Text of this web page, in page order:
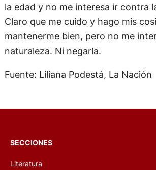
la edad y no me interesa ir contra
Claro que me cuido y hago mis
mantenerme bien, pero no me
naturaleza. Ni negarla.
Fuente: Liliana Podestá, La Nación
SECCIONES
Literatura